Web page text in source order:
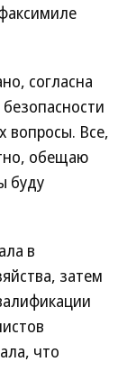
согласна
вопросы. Все,
обещаю
буду
в
затем
что